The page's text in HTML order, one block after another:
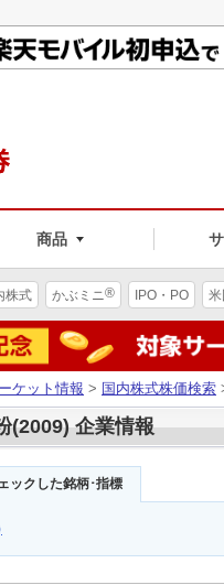
商品
株式 かぶミニ® IPO・PO
ケット情報 > 国内株式株価検索
(2009) 企業情報
ックした銘柄･指標